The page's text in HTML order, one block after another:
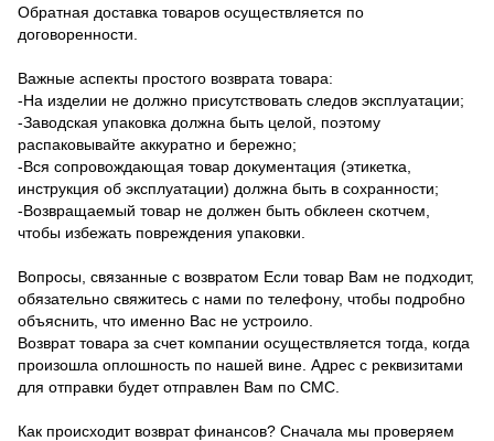
Обратная доставка товаров осуществляется по
договоренности.
Важные аспекты простого возврата товара:
-На изделии не должно присутствовать следов эксплуатации;
-Заводская упаковка должна быть целой, поэтому
распаковывайте аккуратно и бережно;
-Вся сопровождающая товар документация (этикетка,
инструкция об эксплуатации) должна быть в сохранности;
-Возвращаемый товар не должен быть обклеен скотчем,
чтобы избежать повреждения упаковки.
Вопросы, связанные с возвратом Если товар Вам не подходит,
обязательно свяжитесь с нами по телефону, чтобы подробно
объяснить, что именно Вас не устроило.
Возврат товара за счет компании осуществляется тогда, когда
произошла оплошность по нашей вине. Адрес с реквизитами
для отправки будет отправлен Вам по СМС.
Как происходит возврат финансов? Сначала мы проверяем